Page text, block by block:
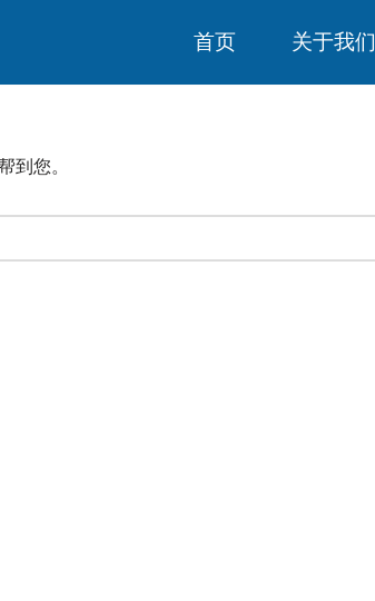
首页 关于我们
到您。